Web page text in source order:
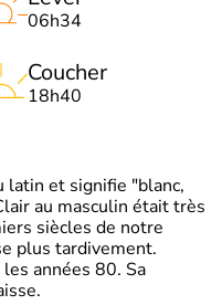
06h34
Coucher
18h40
latin et signifie "blanc,
au masculin était très
siècles de notre
plus tardivement.
années 80. Sa